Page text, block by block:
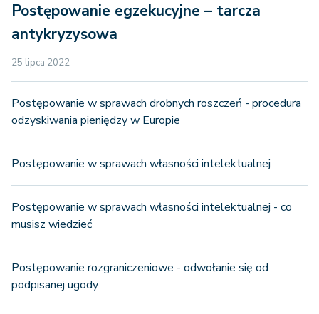
Postępowanie egzekucyjne – tarcza
antykryzysowa
25 lipca 2022
Postępowanie w sprawach drobnych roszczeń - procedura
odzyskiwania pieniędzy w Europie
Postępowanie w sprawach własności intelektualnej
Postępowanie w sprawach własności intelektualnej - co
musisz wiedzieć
Postępowanie rozgraniczeniowe - odwołanie się od
podpisanej ugody